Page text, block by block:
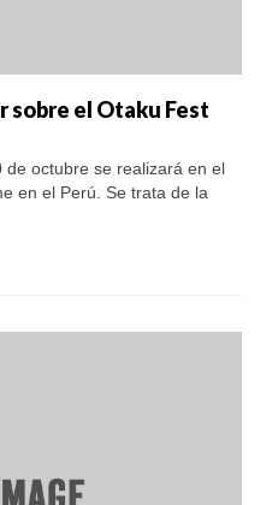
sobre el Otaku Fest
de octubre se realizará en el
en el Perú. Se trata de la